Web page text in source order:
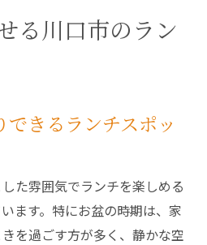
る川口市のラン
きるランチスポッ
た雰囲気でランチを楽しめる
ます。特にお盆の時期は、家
を過ごす方が多く、静かな空